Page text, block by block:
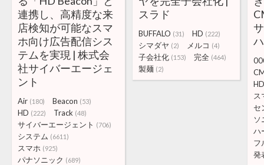
連携し、高精度な来
店検知が可能なスマ
ホ向け広告配信シス
テムを実現 | 株式会
社サイバーエージェ
ント
Air (180) Beacon (53)
HD (222) Track (48)
サイバーエージェント (706)
システム (6611)
スマホ (925)
パナソニック (689)
スラド
BUFFALO (31) HD (222)
シマダヤ (2) メルコ (4)
子会社化 (153) 完全 (464)
製麺 (2)
ス
セ
ソ
ハ
フ
発